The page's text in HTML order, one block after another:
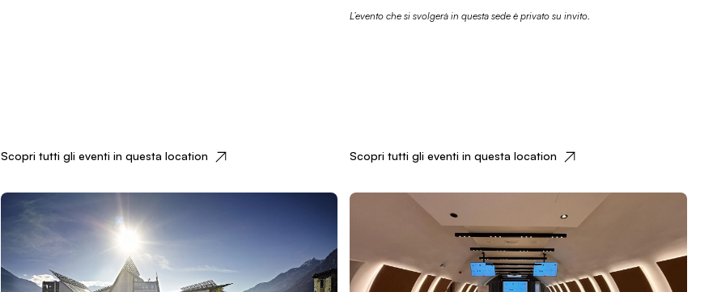
Scopri tutti gli eventi in questa location
L’evento che si svolgerà in questa sede è privato su invito.
Scopri tutti gli eventi in questa location